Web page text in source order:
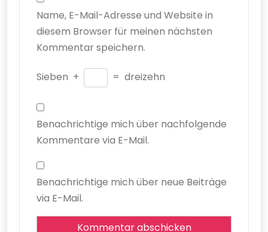
Name, E-Mail-Adresse und Website in
diesem Browser für meinen nächsten
Kommentar speichern.
Sieben + = dreizehn
Benachrichtige mich über nachfolgende
Kommentare via E-Mail.
Benachrichtige mich über neue Beiträge
via E-Mail.